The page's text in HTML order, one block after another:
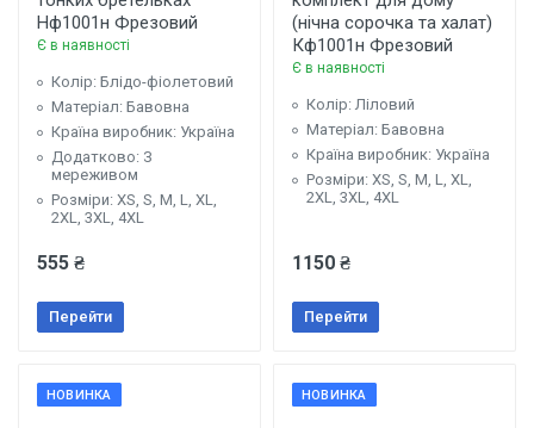
Нф1001н Фрезовий
Є в наявності
Колір: Блідо-фіолетовий
Матеріал: Бавовна
Країна виробник: Україна
Додатково: З
мереживом
Розміри: XS, S, М, L, XL,
2XL, 3XL, 4XL
555 ₴
Перейти
(нічна сорочка та халат)
Кф1001н Фрезовий
Є в наявності
Колір: Ліловий
Матеріал: Бавовна
Країна виробник: Україна
Розміри: XS, S, M, L, XL,
2XL, 3XL, 4XL
1150 ₴
Перейти
НОВИНКА НОВИНКА